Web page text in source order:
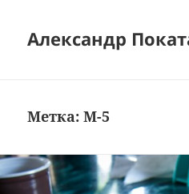
Александр
Метка:М-5